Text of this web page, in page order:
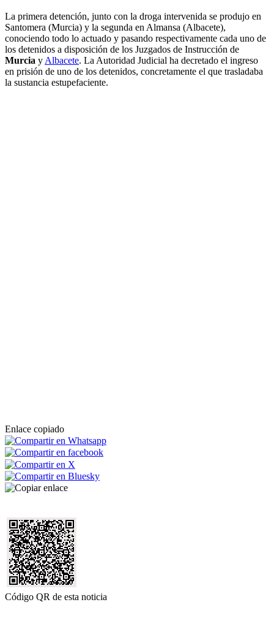
La primera detención, junto con la droga intervenida se produjo en
Santomera (Murcia) y la segunda en Almansa (Albacete),
conociendo todo lo actuado y pasando respectivamente cada uno de
los detenidos a disposición de los Juzgados de Instrucción de
Murcia y Albacete. La Autoridad Judicial ha decretado el ingreso
en prisión de uno de los detenidos, concretamente el que trasladaba
la sustancia estupefaciente.
Enlace copiado
Código QR de esta noticia